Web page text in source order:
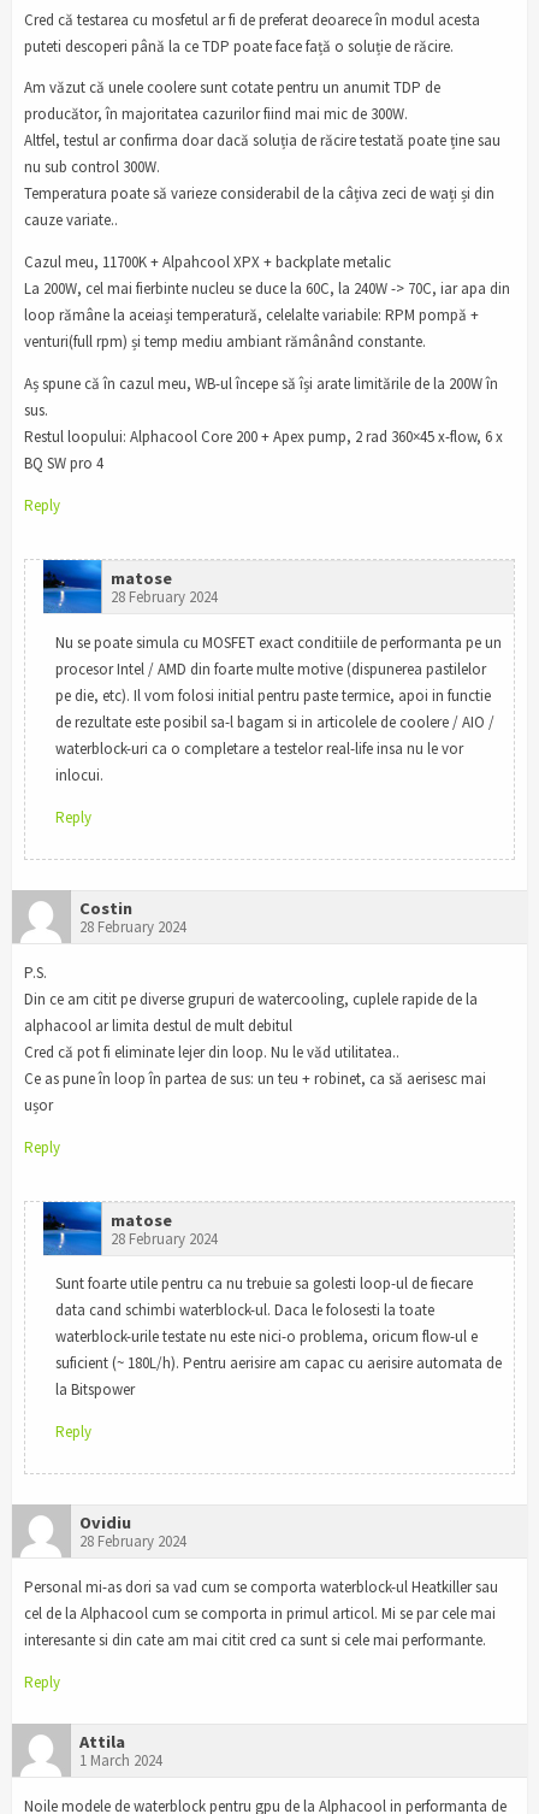
Cred că testarea cu mosfetul ar fi de preferat deoarece în modul acesta
puteti descoperi până la ce TDP poate face față o soluție de răcire.
Am văzut că unele coolere sunt cotate pentru un anumit TDP de
producător, în majoritatea cazurilor fiind mai mic de 300W.
Altfel, testul ar confirma doar dacă soluția de răcire testată poate ține sau
nu sub control 300W.
Temperatura poate să varieze considerabil de la câțiva zeci de wați și din
cauze variate..
Cazul meu, 11700K + Alpahcool XPX + backplate metalic
La 200W, cel mai fierbinte nucleu se duce la 60C, la 240W -> 70C, iar apa din
loop rămâne la aceiași temperatură, celelalte variabile: RPM pompă +
venturi(full rpm) și temp mediu ambiant rămânând constante.
Aș spune că în cazul meu, WB-ul începe să își arate limitările de la 200W în
sus.
Restul loopului: Alphacool Core 200 + Apex pump, 2 rad 360×45 x-flow, 6 x
BQ SW pro 4
Reply
matose
28 February 2024
Nu se poate simula cu MOSFET exact conditiile de performanta pe un
procesor Intel / AMD din foarte multe motive (dispunerea pastilelor
pe die, etc). Il vom folosi initial pentru paste termice, apoi in functie
de rezultate este posibil sa-l bagam si in articolele de coolere / AIO /
waterblock-uri ca o completare a testelor real-life insa nu le vor
inlocui.
Reply
Costin
28 February 2024
P.S.
Din ce am citit pe diverse grupuri de watercooling, cuplele rapide de la
alphacool ar limita destul de mult debitul
Cred că pot fi eliminate lejer din loop. Nu le văd utilitatea..
Ce as pune în loop în partea de sus: un teu + robinet, ca să aerisesc mai
ușor
Reply
matose
28 February 2024
Sunt foarte utile pentru ca nu trebuie sa golesti loop-ul de fiecare
data cand schimbi waterblock-ul. Daca le folosesti la toate
waterblock-urile testate nu este nici-o problema, oricum flow-ul e
suficient (~ 180L/h). Pentru aerisire am capac cu aerisire automata de
la Bitspower
Reply
Ovidiu
28 February 2024
Personal mi-as dori sa vad cum se comporta waterblock-ul Heatkiller sau
cel de la Alphacool cum se comporta in primul articol. Mi se par cele mai
interesante si din cate am mai citit cred ca sunt si cele mai performante.
Reply
Attila
1 March 2024
Noile modele de waterblock pentru gpu de la Alphacool in performanta de